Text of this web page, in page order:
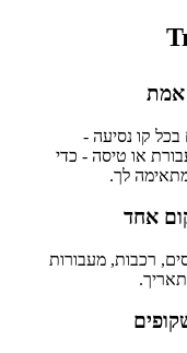
אמת
בכל קו נסיעה -
או טיסה - כדי
לך.
אחד
רכבות, מעבורות